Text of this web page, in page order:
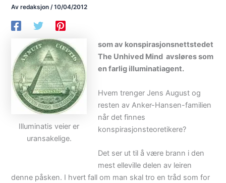
Av redaksjon/10/04/2012
Illuminatis veier er
uransakelige.
som av konspirasjonsnettstedet
The Unhived Mind avsløres som
en farlig illuminatiagent.
Hvem trenger Jens August og
resten av Anker-Hansen-familien
når det finnes
konspirasjonsteoretikere?
Det ser ut til å være brann i den
mest elleville delen av leiren
denne påsken. I hvert fall om man skal tro en tråd som for